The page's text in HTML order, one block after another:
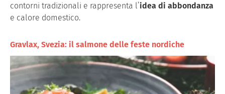
contorni tradizionali e rappresenta l’idea di abbondanza
e calore domestico.
Gravlax, Svezia: il salmone delle feste nordiche